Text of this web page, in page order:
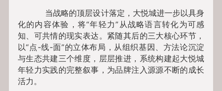
当战略的顶层设计落定，大悦城进一步以具身
化的内容体验，将“年轻力”从战略语言转化为可感
知、可共情的现实表达。紧随其后的三大核心环节，
以“点-线-面”的立体布局，从组织基因、方法论沉淀
与生态共建三个维度，层层推进，系统构建起大悦城
年轻力实践的完整叙事，为品牌注入源源不断的成长
活力。